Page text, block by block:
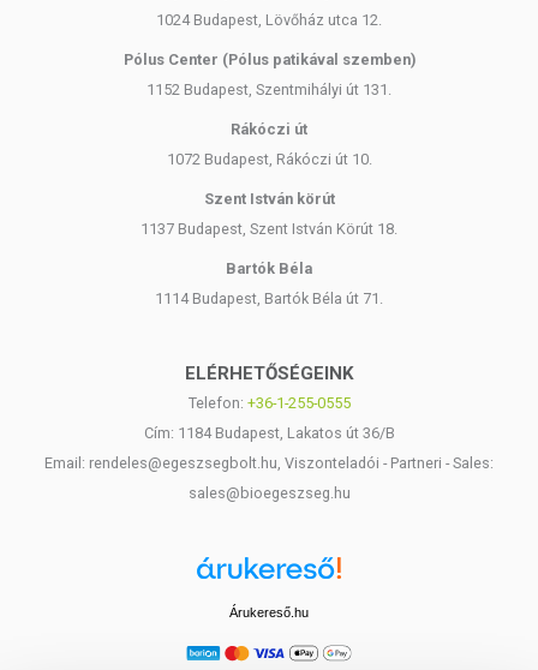
1024 Budapest, Lövőház utca 12.
Pólus Center (Pólus patikával szemben)
1152 Budapest, Szentmihályi út 131.
Rákóczi út
1072 Budapest, Rákóczi út 10.
Szent István körút
1137 Budapest, Szent István Körút 18.
Bartók Béla
1114 Budapest, Bartók Béla út 71.
ELÉRHETŐSÉGEINK
Telefon: +36-1-255-0555
Cím: 1184 Budapest, Lakatos út 36/B
Email: rendeles@egeszsegbolt.hu, Viszonteladói - Partneri - Sales:
sales@bioegeszseg.hu
Árukereső.hu